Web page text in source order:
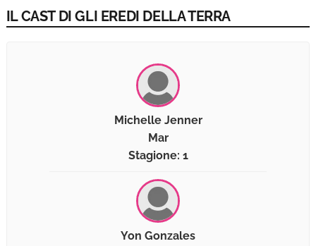
IL CAST DI GLI EREDI DELLA TERRA
Michelle Jenner
Mar
Stagione: 1
Yon Gonzales